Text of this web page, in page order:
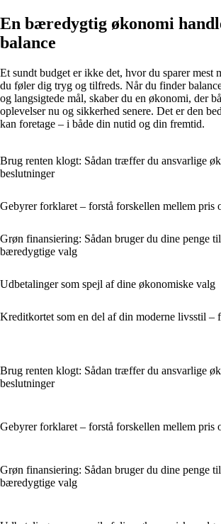
En bæredygtig økonomi
balance
Et sundt budget er ikke det, hvor du sparer mest
du føler dig tryg og tilfreds. Når du finder
og langsigtede mål, skaber du en økonomi, der
oplevelser nu og sikkerhed senere. Det er den
kan foretage – i både din nutid og din fremtid.
Brug renten klogt: Sådan træffer du ansvarlige
beslutninger
Gebyrer forklaret – forstå forskellen mellem pris
Grøn finansiering: Sådan bruger du dine penge
bæredygtige valg
Udbetalinger som spejl af dine økonomiske valg
Kreditkortet som en del af din moderne livsstil –
Brug renten klogt: Sådan træffer du ansvarlige
beslutninger
Gebyrer forklaret – forstå forskellen mellem pris
Grøn finansiering: Sådan bruger du dine penge
bæredygtige valg